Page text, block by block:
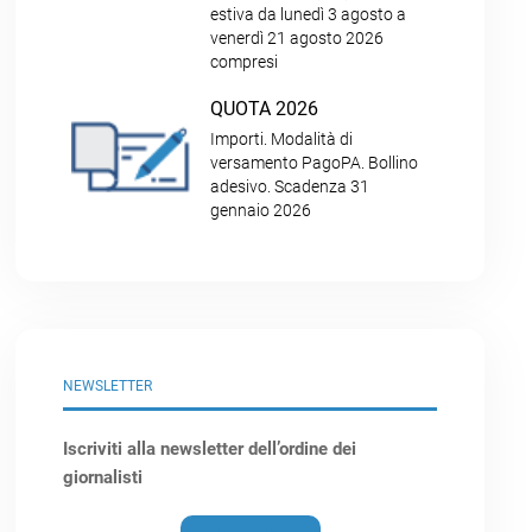
estiva da lunedì 3 agosto a
venerdì 21 agosto 2026
compresi
QUOTA 2026
Importi. Modalità di
versamento PagoPA. Bollino
adesivo. Scadenza 31
gennaio 2026
NEWSLETTER
Iscriviti alla newsletter dell’ordine dei
giornalisti